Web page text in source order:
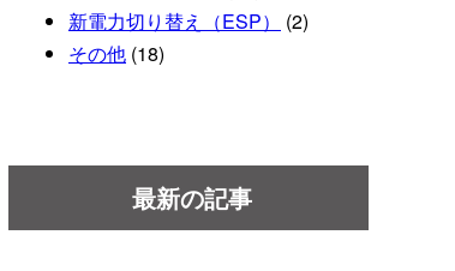
新電力切り替え（ESP）
(2)
その他 (18)
最新の記事